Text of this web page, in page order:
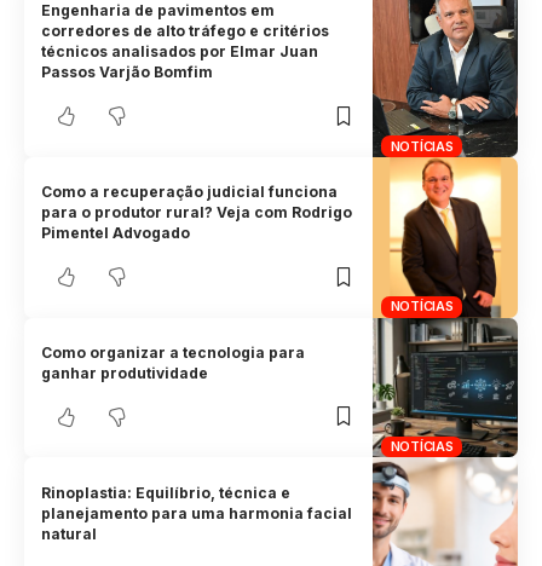
NOTÍCIAS
Engenharia de pavimentos em
corredores de alto tráfego e critérios
técnicos analisados por Elmar Juan
Passos Varjão Bomfim
NOTÍCIAS
Como a recuperação judicial funciona
para o produtor rural? Veja com Rodrigo
Pimentel Advogado
NOTÍCIAS
Como organizar a tecnologia para
ganhar produtividade
Rinoplastia: Equilíbrio, técnica e
planejamento para uma harmonia facial
natural